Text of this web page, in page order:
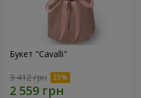
Букет "Cаvalli"
3 412 грн